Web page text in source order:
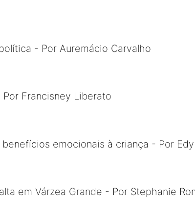
- Por Auremácio Carvalho
Francisney Liberato
emocionais à criança - Por
em Várzea Grande - Por Stephanie